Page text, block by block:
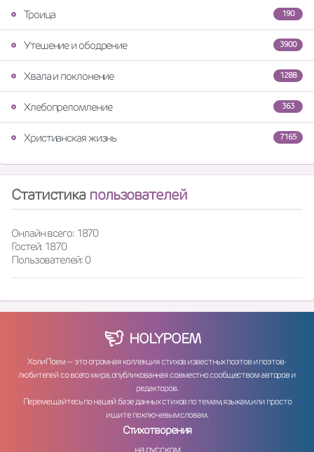
190
Троица
3900
Утешение и ободрение
1288
Хвала и поклонение
363
Хлебопреломление
7165
Христианская жизнь
Статистика пользователей
Онлайн всего: 1870
Гостей: 1870
Пользователей: 0
HOLYPOEM
ХолиПоем — это огромная коллекция стихов известных поэтов и поэтов-
любителей со всего мира, опубликованная совместно сообществом авторов и
редакторов.
Перемещайтесь по нашей базе данных стихов по темам, языкам, или просто
ищите по ключевым словам.
Стихотворения
на русском